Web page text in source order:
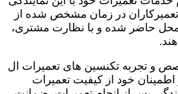
تعمیرکاران در زمان مشخص شده از
حاضر شده و با نظارت مشتری،
و تجربه تکنسین های تعمیرات ال
خود از کیفیت تعمیرات